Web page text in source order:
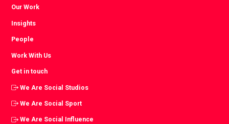
Our Work
Insights
People
Work With Us
Get in touch
We Are Social Studios
We Are Social Sport
We Are Social Influence